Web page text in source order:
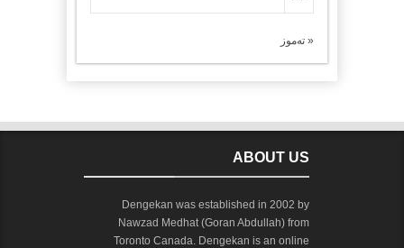
« تەموز
ABOUT US
Dengekan was established in 2002 by
Nawzad Medhat (Goran Abdullah) from
Toronto Canada. Dengekan is an online